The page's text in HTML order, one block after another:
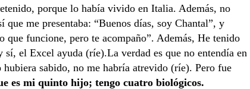
porque lo había vivido en Italia. Además, no
me presentaba: “Buenos días, soy Chantal”, y
funcione, pero te acompaño”. Además, He tenido
el Excel ayuda (ríe).La verdad es que no entendía en
sabido, no me habría atrevido (ríe). Pero fue
es mi quinto hijo; tengo cuatro biológicos.